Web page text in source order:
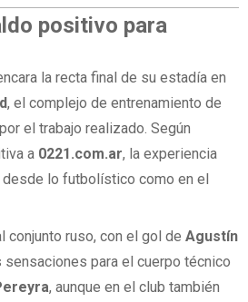
positivo para
la recta final de su estadía en
, el complejo de entrenamiento de
el trabajo realizado. Según
a 0221.com.ar, la experiencia
lo futbolístico como en el
conjunto ruso, con el gol de Agustín
sensaciones para el cuerpo técnico
, aunque en el club también